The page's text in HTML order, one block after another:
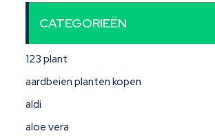
CATEGORIEËN
123 plant
aardbeien planten kopen
aldi
aloe vera